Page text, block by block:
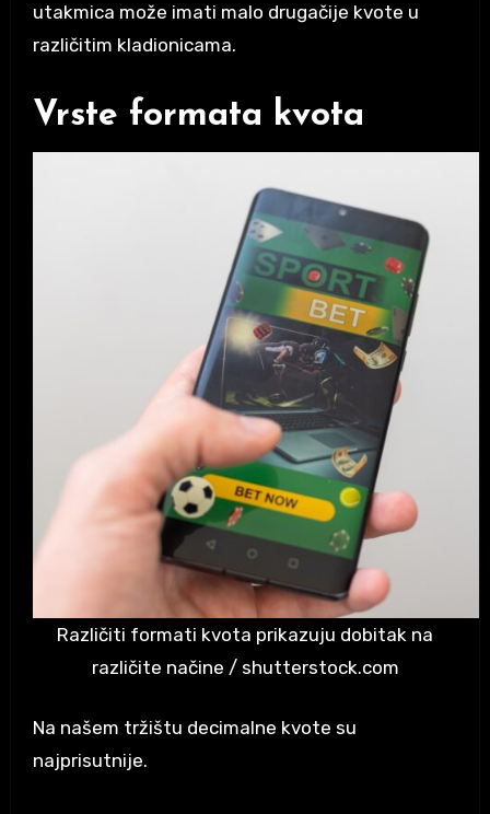
utakmica može imati malo drugačije kvote u
različitim kladionicama.
Vrste formata kvota
Različiti formati kvota prikazuju dobitak na
različite načine / shutterstock.com
Na našem tržištu decimalne kvote su
najprisutnije.